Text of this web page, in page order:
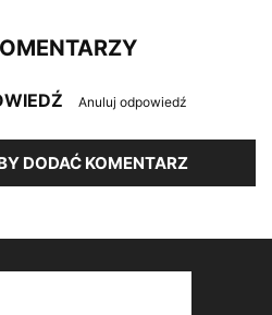
Anuluj odpowiedź
DODAĆ KOMENTARZ